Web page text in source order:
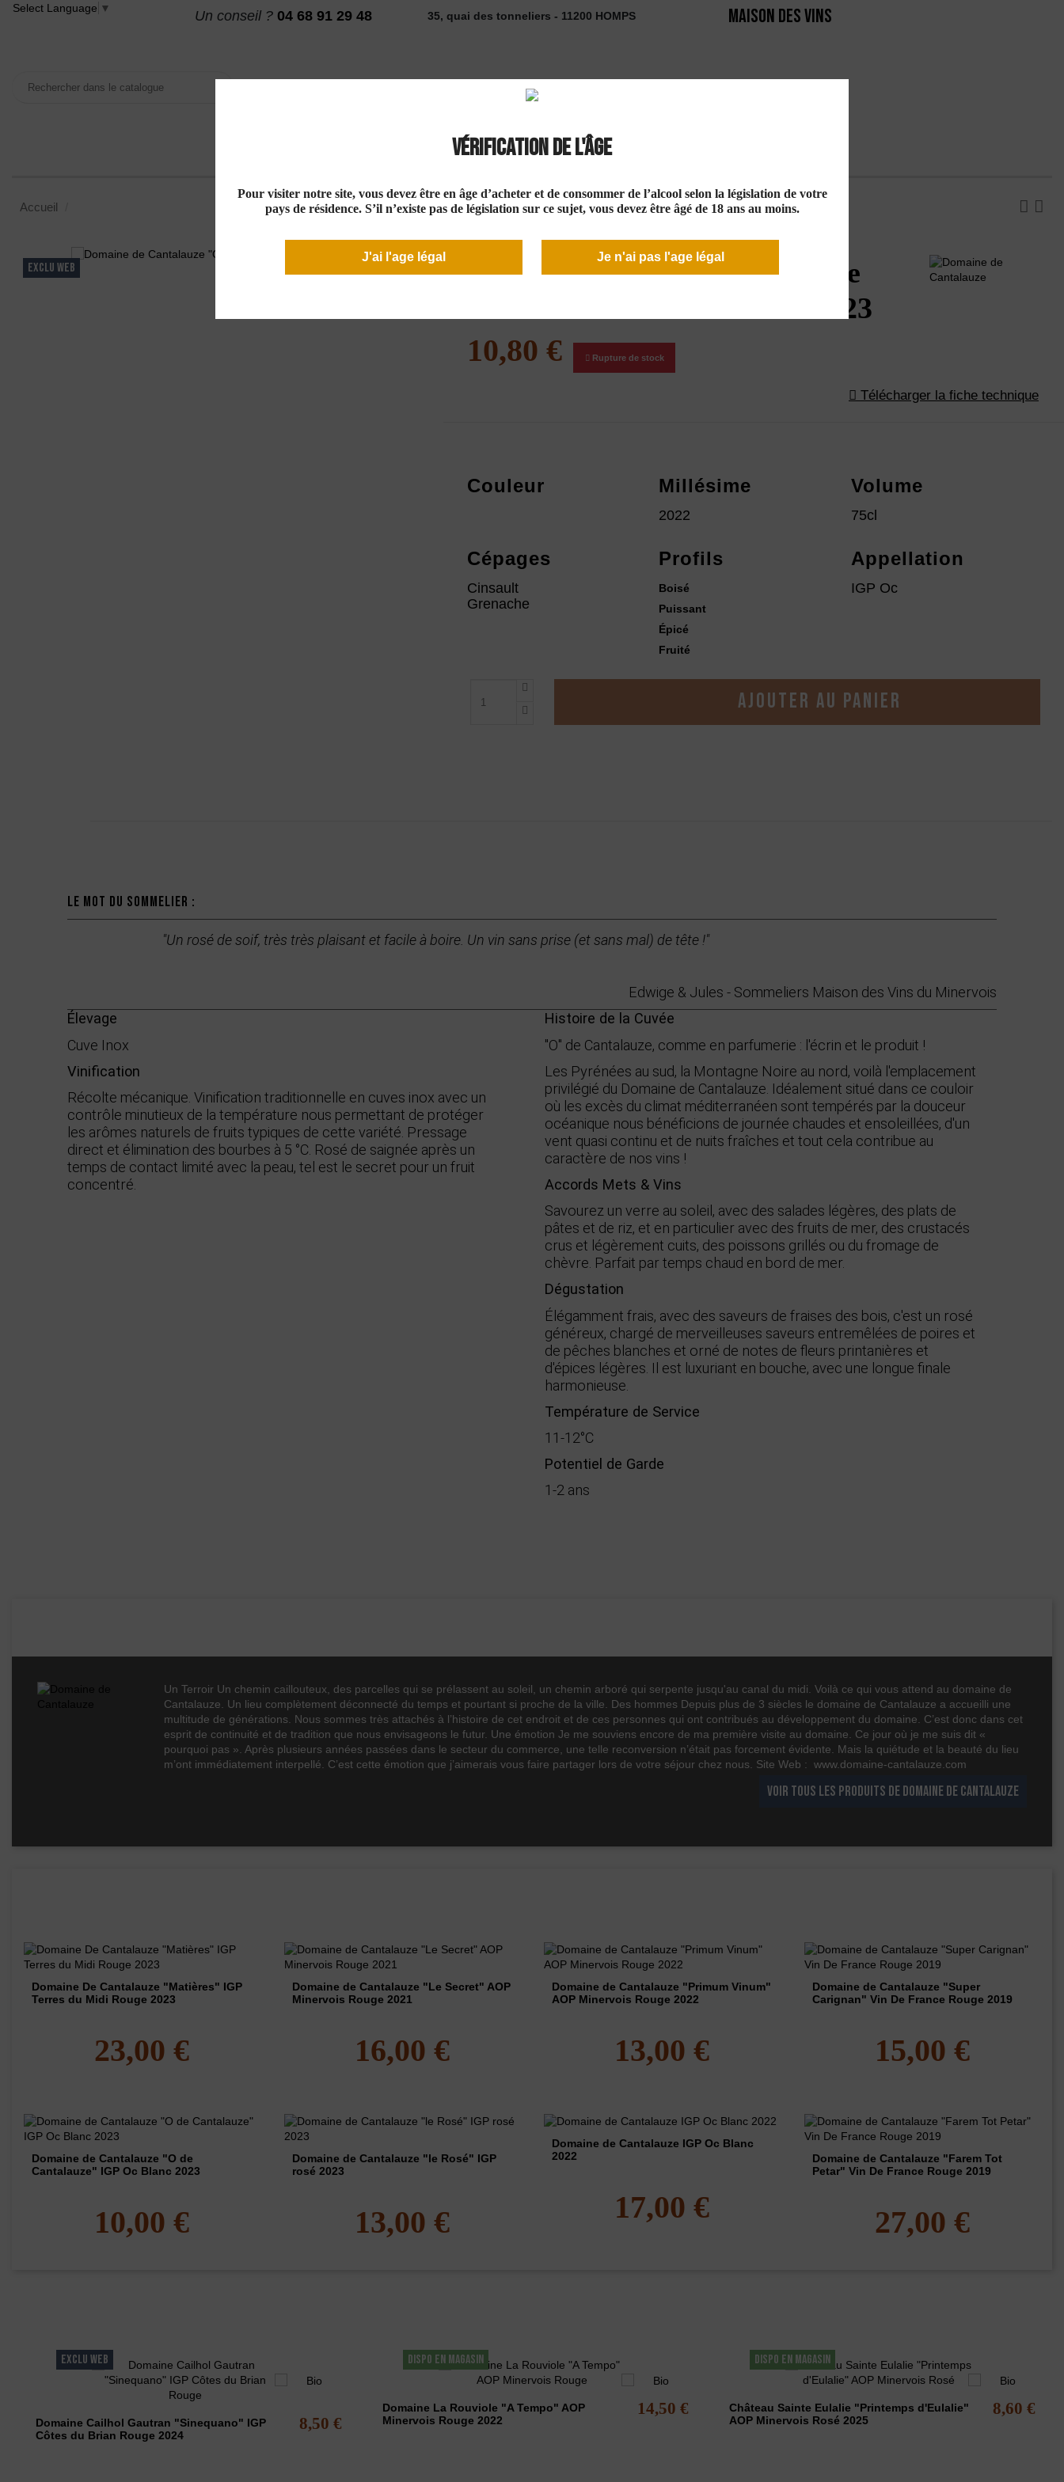
Vérification de l'âge
Pour visiter notre site, vous devez être en âge d’acheter et de consommer de l’alcool selon la législation de votre
pays de résidence. S’il n’existe pas de législation sur ce sujet, vous devez être âgé de 18 ans au moins.
J'ai l'age légal Je n'ai pas l'age légal
Un conseil ? 04 68 91 29 48 35, quai des tonneliers - 11200 HOMPS MAISON DES VINS
Select Language ▼
SELECTION
2026
COUP DE ❤
Accueil Domaine de Cantalauze "O de Cantalauze" IGP Oc Rosé 2023
EXCLU WEB
Domaine de Cantalauze "O de
Cantalauze" IGP Oc Rosé 2023
10,80 € Rupture de stock
Télécharger la fiche technique
Couleur Millésime
2022
Volume
75cl
Cépages
Cinsault
Grenache
Profils
Boisé
Puissant
Épicé
Fruité
Appellation
IGP Oc
Ajouter au panier
Le mot du sommelier :
"Un rosé de soif, très très plaisant et facile à boire. Un vin sans prise (et sans mal) de tête !"
Edwige & Jules - Sommeliers Maison des Vins du Minervois
Élevage
Cuve Inox
Vinification
Récolte mécanique. Vinification traditionnelle en cuves inox avec un
contrôle minutieux de la température nous permettant de protéger
les arômes naturels de fruits typiques de cette variété. Pressage
direct et élimination des bourbes à 5 °C. Rosé de saignée après un
temps de contact limité avec la peau, tel est le secret pour un fruit
concentré.
Histoire de la Cuvée
"O" de Cantalauze, comme en parfumerie : l'écrin et le produit !
Les Pyrénées au sud, la Montagne Noire au nord, voilà l'emplacement
privilégié du Domaine de Cantalauze. Idéalement situé dans ce couloir
où les excès du climat méditerranéen sont tempérés par la douceur
océanique nous bénéficions de journée chaudes et ensoleillées, d'un
vent quasi continu et de nuits fraîches et tout cela contribue au
caractère de nos vins !
Accords Mets & Vins
Savourez un verre au soleil, avec des salades légères, des plats de
pâtes et de riz, et en particulier avec des fruits de mer, des crustacés
crus et légèrement cuits, des poissons grillés ou du fromage de
chèvre. Parfait par temps chaud en bord de mer.
Dégustation
Élégamment frais, avec des saveurs de fraises des bois, c'est un rosé
généreux, chargé de merveilleuses saveurs entremêlées de poires et
de pêches blanches et orné de notes de fleurs printanières et
d'épices légères. Il est luxuriant en bouche, avec une longue finale
harmonieuse.
Température de Service
11-12°C
Potentiel de Garde
1-2 ans
Cinsault
Grenache
Fruité
Rosé
Rayons
Vin 2019
Un Terroir Un chemin caillouteux, des parcelles qui se prélassent au soleil, un chemin arboré qui serpente jusqu'au canal du midi. Voilà ce qui vous attend au domaine de
Cantalauze. Un lieu complètement déconnecté du temps et pourtant si proche de la ville. Des hommes Depuis plus de 3 siècles le domaine de Cantalauze a accueilli une
multitude de générations. Nous sommes très attachés à l’histoire de cet endroit et de ces personnes qui ont contribués au développement du domaine. C’est donc dans cet
esprit de continuité et de tradition que nous envisageons le futur. Une émotion Je me souviens encore de ma première visite au domaine. Ce jour où je me suis dit «
pourquoi pas ». Après plusieurs années passées dans le secteur du commerce, une telle reconversion n’était pas forcement évidente. Mais la quiétude et la beauté du lieu
m’ont immédiatement interpellé. C’est cette émotion que j’aimerais vous faire partager lors de votre séjour chez nous. Site Web : www.domaine-cantalauze.com
VOIR TOUS LES PRODUITS DE DOMAINE DE CANTALAUZE
Domaine De Cantalauze "Matières" IGP
Terres du Midi Rouge 2023
23,00 €
Domaine de Cantalauze "Le Secret" AOP
Minervois Rouge 2021
16,00 €
Domaine de Cantalauze "Primum Vinum"
AOP Minervois Rouge 2022
13,00 €
Domaine de Cantalauze "Super
Carignan" Vin De France Rouge 2019
15,00 €
Domaine de Cantalauze "O de
Cantalauze" IGP Oc Blanc 2023
10,00 €
Domaine de Cantalauze "le Rosé" IGP
rosé 2023
13,00 €
Domaine de Cantalauze IGP Oc Blanc
2022
17,00 €
Domaine de Cantalauze "Farem Tot
Petar" Vin De France Rouge 2019
27,00 €
EXCLU WEB
Domaine Cailhol Gautran "Sinequano" IGP
Côtes du Brian Rouge 2024
8,50 €
DISPO EN MAGASIN
Domaine La Rouviole "A Tempo" AOP
Minervois Rouge 2022
14,50 €
DISPO EN MAGASIN
Château Sainte Eulalie "Printemps d'Eulalie"
AOP Minervois Rosé 2025
8,60 €